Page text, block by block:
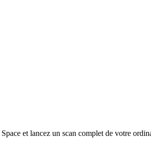
et lancez un scan complet de votre